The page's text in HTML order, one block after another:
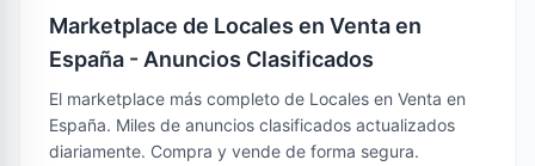
Marketplace de Locales en Venta en
España - Anuncios Clasificados
El marketplace más completo de Locales en Venta en
España. Miles de anuncios clasificados actualizados
diariamente. Compra y vende de forma segura.